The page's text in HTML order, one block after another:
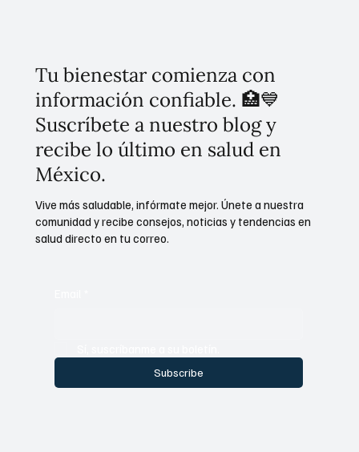
Tu bienestar comienza con
información confiable. 🏥💙
Suscríbete a nuestro blog y
recibe lo último en salud en
México.
Subscribe
Vive más saludable, infórmate mejor. Únete a nuestra
comunidad y recibe consejos, noticias y tendencias en
salud directo en tu correo.